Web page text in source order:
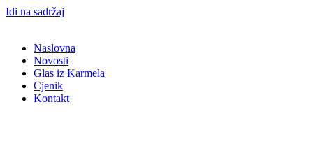
Idi na sadržaj
Naslovna
Novosti
Glas iz Karmela
Cjenik
Kontakt